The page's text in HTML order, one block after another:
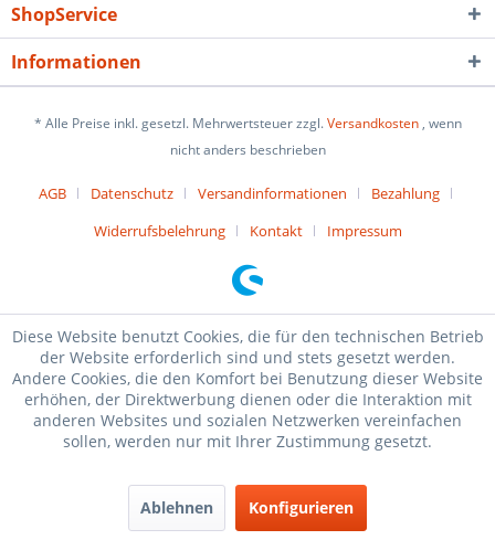
ShopService
Informationen
* Alle Preise inkl. gesetzl. Mehrwertsteuer zzgl.Versandkosten, wenn
nicht anders beschrieben
AGB Datenschutz Versandinformationen
Bezahlung
Widerrufsbelehrung
Kontakt Impressum
Diese Website benutzt Cookies, die für den technischen Betrieb
der Website erforderlich sind und stets gesetzt werden.
Andere Cookies, die den Komfort bei Benutzung dieser Website
erhöhen, der Direktwerbung dienen oder die Interaktion mit
anderen Websites und sozialen Netzwerken vereinfachen
sollen, werden nur mit Ihrer Zustimmung gesetzt.
Ablehnen Konfigurieren